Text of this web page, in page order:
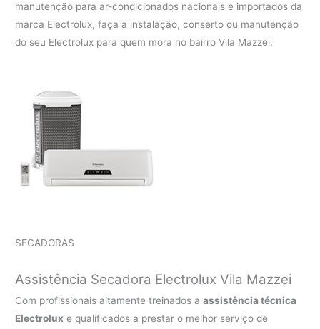
manutenção para ar-condicionados nacionais e importados da
marca Electrolux, faça a instalação, conserto ou manutenção
do seu Electrolux para quem mora no bairro Vila Mazzei.
SECADORAS
Assistência Secadora Electrolux Vila Mazzei
Com profissionais altamente treinados aassistência técnica
Electrolux e qualificados a prestar o melhor serviço de